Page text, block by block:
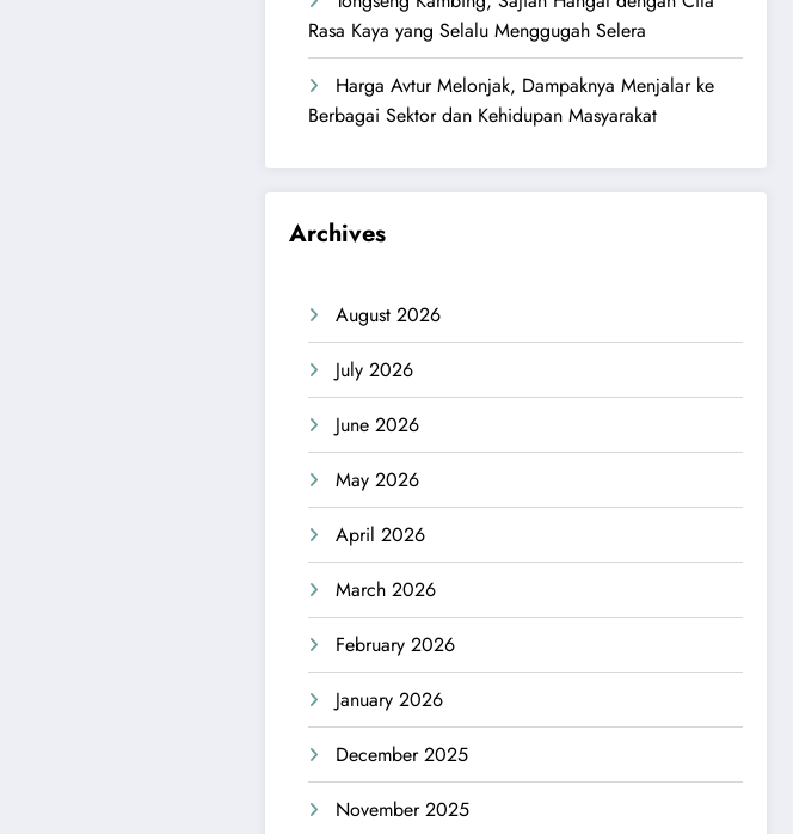
Rasa Kaya yang Selalu Menggugah Selera
Harga Avtur Melonjak, Dampaknya Menjalar ke
Berbagai Sektor dan Kehidupan Masyarakat
Archives
August 2026
July 2026
June 2026
May 2026
April 2026
March 2026
February 2026
January 2026
December 2025
November 2025